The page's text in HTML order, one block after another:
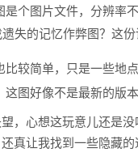
个图片文件，分辨率
较简单，只是一些地
这图好像不是最新的版
，心想这玩意儿还是
真让我找到一些隐藏